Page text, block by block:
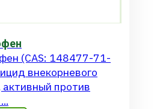
(CAS: 148477-71-
внекорневого
против